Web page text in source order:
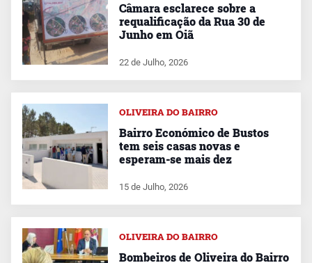
Câmara esclarece sobre a
requalificação da Rua 30 de
Junho em Oiã
22 de Julho, 2026
OLIVEIRA DO BAIRRO
Bairro Económico de Bustos
tem seis casas novas e
esperam-se mais dez
15 de Julho, 2026
OLIVEIRA DO BAIRRO
Bombeiros de Oliveira do Bairro